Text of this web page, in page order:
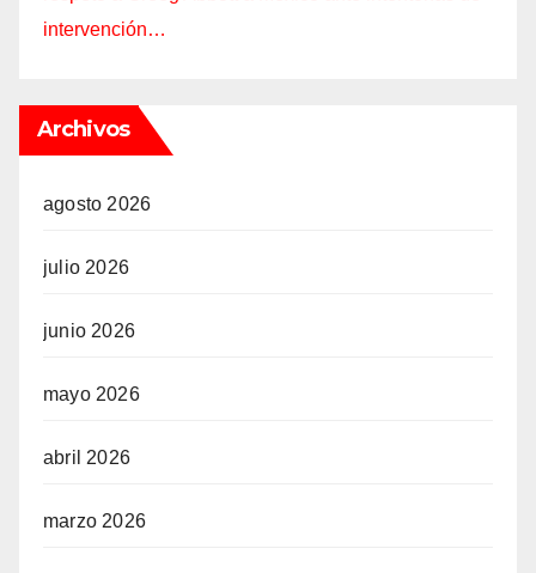
intervención…
Archivos
agosto 2026
julio 2026
junio 2026
mayo 2026
abril 2026
marzo 2026